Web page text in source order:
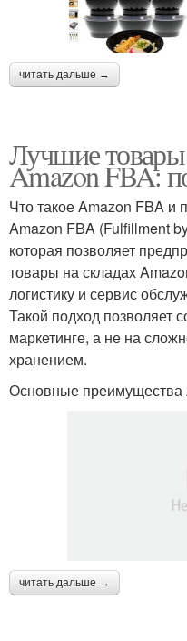
читать дальше →
Лучшие
Amazon FBA:
Что такое Amazon FBA и
Amazon FBA (Fulfillment
которая позволяет
товары на складах
логистику и сервис
Такой подход позволяет
маркетинге, а не на
хранением.
Основные преимущества
читать дальше →